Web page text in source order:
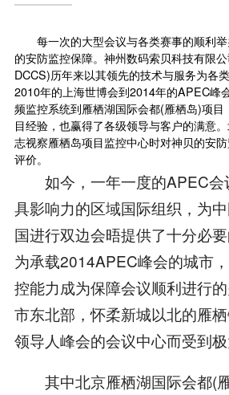
每一次的大型会议与各类赛事的顺利举
的安防监控保障。神州数码索贝科技有限
DCCS)历年来以其领先的技术与服务为各
2010年的上海世博会到2014年的APEC峰
频监控系统到雁栖湖国际会都(雁栖岛)项目
目经验，也赢得了各级领导与客户的满意
志视察雁栖岛项目监控中心时对神贝的安
评价。
如今，一年一度的APEC会
具影响力的区域国际组织，为
国进行双边会晤提供了十分必
为承载2014APEC峰会的城市
控能力成为保障会议顺利进行
市东北部，怀柔新城以北的雁
领导人峰会的会议中心而受到极
其中北京雁栖湖国际会都(